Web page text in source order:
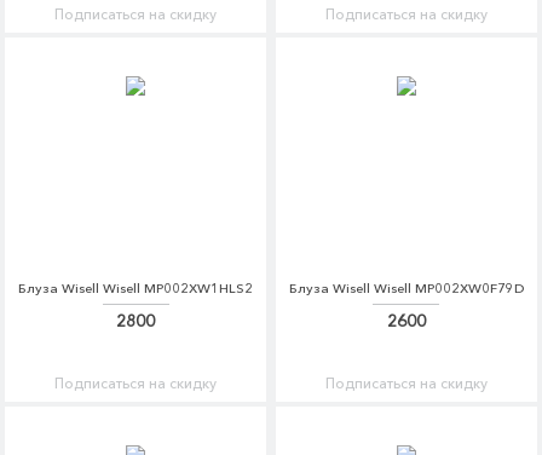
Подписаться на скидку Подписаться на скидку
Блуза Wisell Wisell MP002XW1HLS2
2800
Подписаться на скидку
Блуза Wisell Wisell MP002XW0F79D
2600
Подписаться на скидку